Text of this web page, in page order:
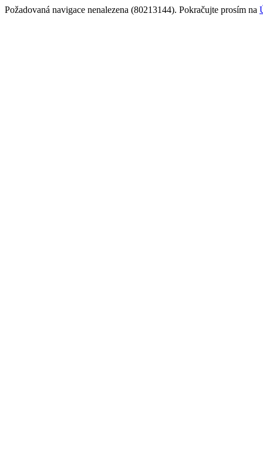
Požadovaná navigace nenalezena (80213144). Pokračujte prosím na